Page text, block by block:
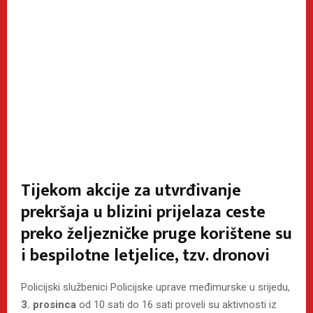
Tijekom akcije za utvrđivanje
prekršaja u blizini prijelaza ceste
preko željezničke pruge korištene su
i bespilotne letjelice, tzv. dronovi
Policijski službenici Policijske uprave međimurske u srijedu,
3. prosinca od 10 sati do 16 sati proveli su aktivnosti iz